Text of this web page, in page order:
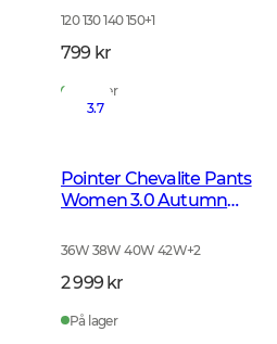
120 130 140 150+1
799 kr
På lager
3.7
Pointer Chevalite Pants
Women 3.0 Autumn
36W 38W 40W 42W+2
2 999 kr
På lager